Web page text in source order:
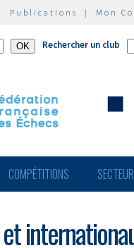
Publications | Mon
Rechercher un club
COMPÉTITIONS